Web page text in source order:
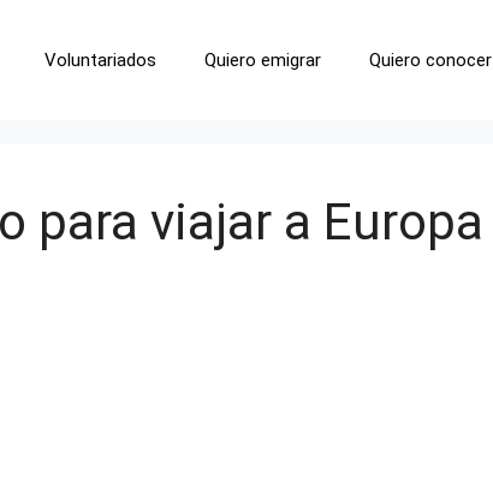
Voluntariados Quiero emigrar Quiero conocer
para viajar a Europa